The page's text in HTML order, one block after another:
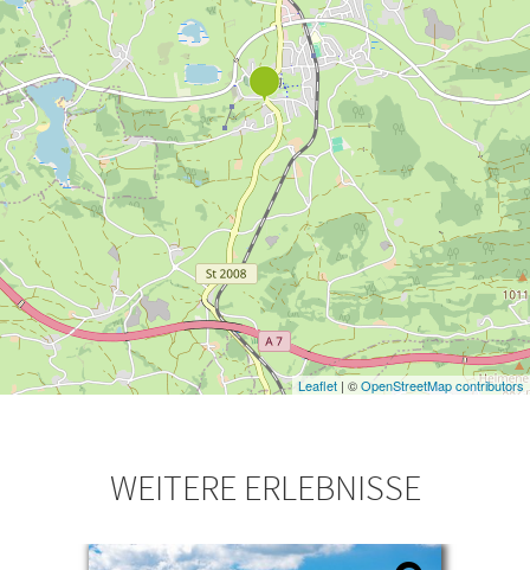
Leaflet | ©OpenStreetMap contributors
WEITERE ERLEBNISSE